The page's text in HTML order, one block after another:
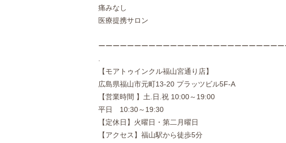
痛みなし
医療提携サロン
ーーーーーーーーーーーーーーーーーーーーーーーーーー
【モアトゥインクル福山宮通り店】
広島県福山市元町13-20 プラッツビル5F-A
【営業時間 】土.日.祝 10:00～19:00
平日 10:30～19:30
【定休日】火曜日・第二月曜日
【アクセス】福山駅から徒歩5分